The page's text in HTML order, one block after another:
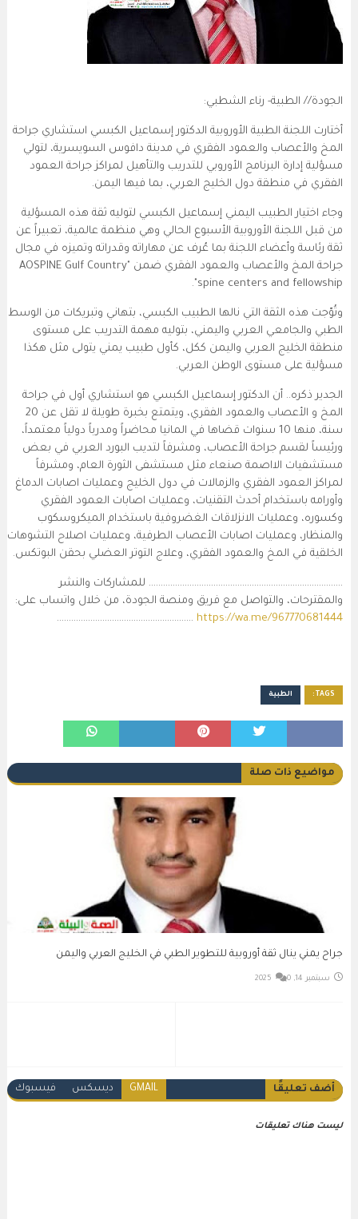
الجودة// الطبية- رناء الشطبي:
أختارت اللجنة الطبية الأوروبية الدكتور إسماعيل الكبسي استشاري جراحة
المخ والأعصاب والعمود الفقري في مدينة دافوس السويسرية، لتولي
مسؤلية إدارة البرنامج الأوروبي للتدريب والتأهيل لمراكز جراحة العمود
الفقري في منطقة دول الخليج العربي، بما فيها اليمن.
وجاء اختيار الطبيب اليمني إسماعيل الكبسي لتوليه ثقة هذه المسؤلية
من قبل اللجنة الأوروبية الأسبوع الحالي وهي منظمة عالمية، تعبيراً عن
ثقة رئاسة وأعضاء اللجنة بما عُرف عن مهاراته وقدراته وتميزه في مجال
جراحة المخ والأعصاب والعمود الفقري ضمن "AOSPINE Gulf Country
spine centers and fellowship
".
وتُوّجت هذه الثقة التي نالها الطبيب الكبسي، بتهاني وتبريكات من الوسط
الطبي والجامعي العربي واليمني، بتوليه مهمة التدريب على مستوى
منطقة الخليج العربي واليمن ككل، كأول طبيب يمني يتولى مثل هكذا
مسؤلية على مستوى الوطن العربي.
الجدير ذكره.. أن الدكتور إسماعيل الكبسي هو استشاري أول في جراحة
المخ و الأعصاب والعمود الفقري، ويتمتع بخبرة طويلة لا تقل عن 20
سنة، منها 10 سنوات قضاها في المانيا محاضراً ومدرباً دولياً معتمداً،
ورئيساً لقسم جراحة الأعصاب، ومشرفاً لتديب البورد العربي في بعض
مستشفيات الااصمة صنعاء مثل مستشفى الثورة العام، ومشرفاً
لمراكز العمود الفقري والزمالات في دول الخليج وعمليات اصابات الدماغ
وأورامه باستخدام أحدث التقنيات، وعمليات اصابات العمود الفقري
وكسوره، وعمليات الانزلاقات الغضروفية باستخدام الميكروسكوب
والمنظار، وعمليات اصابات الأعصاب الطرفية، وعمليات اصلاح التشوهات
الخلقية في المخ والعمود الفقري، وعلاج التوتر العضلي بحقن البوتكس.
……………………………………………………………………… للمشاركات والنشر
والمقترحات، والتواصل مع فريق ومنصة الجودة، من خلال واتساب على:
https://wa.me/967770681444
…………………………………………………
TAGS: الطبية
مواضيع ذات صلة
جراح يمني ينال ثقة أوروبية للتطوير الطبي في الخليج العربي واليمن
سبتمبر 14, 2025 0
أضف تعليقًا GMAIL ديسكس فيسبوك
ليست هناك تعليقات